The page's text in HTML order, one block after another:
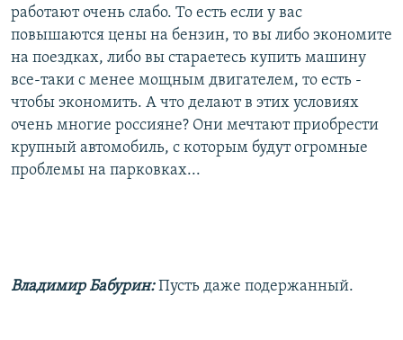
работают очень слабо. То есть если у вас
повышаются цены на бензин, то вы либо экономите
на поездках, либо вы стараетесь купить машину
все-таки с менее мощным двигателем, то есть -
чтобы экономить. А что делают в этих условиях
очень многие россияне? Они мечтают приобрести
крупный автомобиль, с которым будут огромные
проблемы на парковках...
Владимир Бабурин:Пусть даже подержанный.